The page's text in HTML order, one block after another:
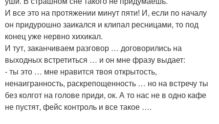
И все это на протяжении минут пяти! И, если по началу
он придурошно заикался и клипал ресницами, то под
конец уже нервно хихикал.
И тут, заканчиваем разговор … договорились на
выходных встретиться … и он мне фразу выдает:
- ты это … мне нравится твоя открытость,
ненаигранность, раскрепощенность … но на встречу ты
без колгот на голове приди, ок. А то нас не в одно кафе
не пустят, фейс контроль и все такое ….